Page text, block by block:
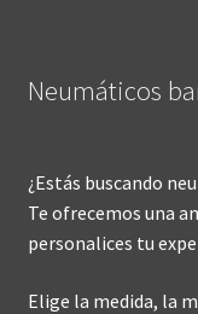
Neumáticos
¿Estás buscando
Te ofrecemos una
personalices tu
Elige la medida, la